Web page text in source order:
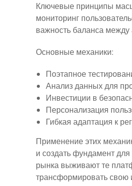
Ключевые принципы
мониторинг
важность баланса
Основные механики:
Поэтапное
Анализ данных для
Инвестиции в
Персонализация
Гибкая адаптация к
Применение этих
и создать фундамент для
рынка выживают те
трансформировать свою